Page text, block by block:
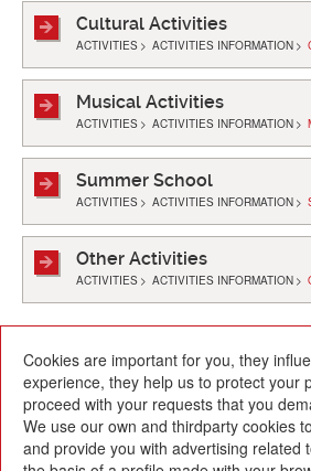
Cultural Activities
ACTIVITIES > ACTIVITIES INFORMATION >
Musical Activities
ACTIVITIES > ACTIVITIES INFORMATION >
Summer School
ACTIVITIES > ACTIVITIES INFORMATION >
Other Activities
ACTIVITIES > ACTIVITIES INFORMATION >
Escola Betània-Patmos
Cookies are important for you, they
experience, they help us to protect your
proceed with your requests that you
We use our own and thirdparty cookies
and provide you with advertising related